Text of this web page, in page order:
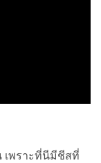
พราะที่นีมีชีสที่